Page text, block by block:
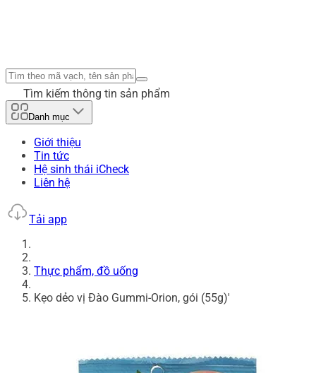
Tìm kiếm thông tin sản phẩm
Danh mục
Giới thiệu
Tin tức
Hệ sinh thái iCheck
Liên hệ
Tải app
Thực phẩm, đồ uống
Kẹo dẻo vị Đào Gummi-Orion, gói (55g)'